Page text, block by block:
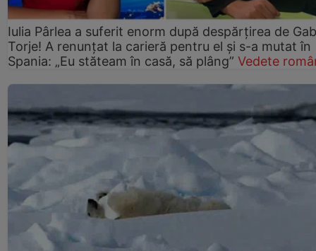
Iulia Pârlea a suferit enorm după despărțirea de
Torje! A renunțat la carieră pentru el și s-a mutat în
Spania: „Eu stăteam în casă, să plâng” Vedete